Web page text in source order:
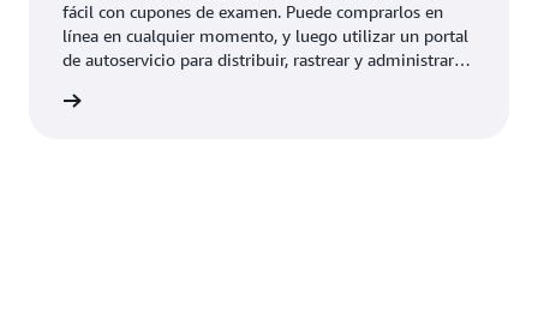
fácil con cupones de examen. Puede comprarlos en
línea en cualquier momento, y luego utilizar un portal
de autoservicio para distribuir, rastrear y administrar